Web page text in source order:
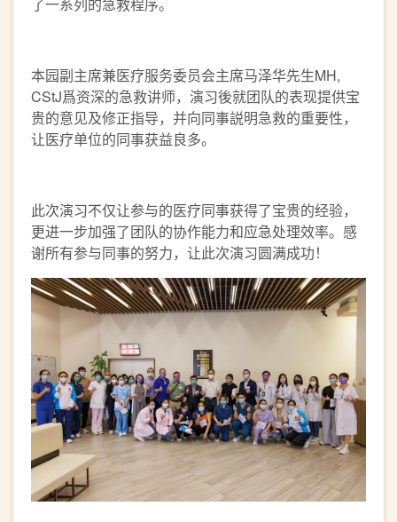
本园副主席兼医疗服务委员会主席马泽华先生MH,
CStJ爲资深的急救讲师，演习後就团队的表现提供宝
贵的意见及修正指导，并向同事説明急救的重要性，
让医疗单位的同事获益良多。
此次演习不仅让参与的医疗同事获得了宝贵的经验，
更进一步加强了团队的协作能力和应急处理效率。感
谢所有参与同事的努力，让此次演习圆满成功！